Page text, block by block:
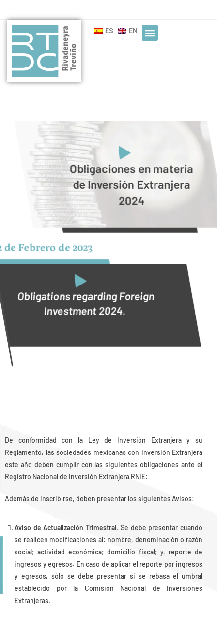
ES EN
Obligaciones en materia
de Inversión Extranjera
2024
de Febrero de 2023
Obligations regarding Foreign
Investment 2024.
De conformidad con la Ley de Inversión Extranjera y su
Reglamento, las sociedades mexicanas con Inversión Extranjera
este año deben cumplir con las siguientes obligaciones ante el
Registro Nacional de Inversión Extranjera RNIE:
Además de inscribirse, deben presentar los siguientes Avisos:
Aviso de Actualización Trimestral. Se debe presentar cuando
se realicen modificaciones al: nombre, denominación o razón
social; actividad económica; domicilio fiscal; y, reporte de
ingresos y egresos. En caso de aplicar el reporte por ingresos
y egresos, sólo se debe presentar si se rebasa el umbral
establecido por la Comisión Nacional de Inversiones
Extranjeras.